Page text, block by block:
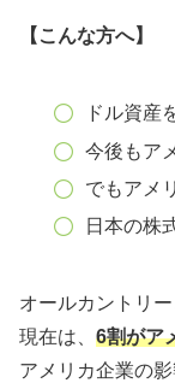
【こんな方へ】
ドル資産
今後もア
でもアメ
日本の株
オールカントリ
現在は、 6割がア
アメリカ企業の